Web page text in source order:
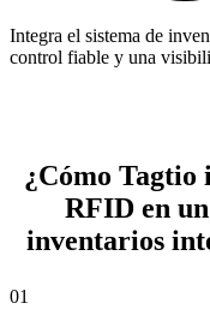
Integra el sistema de
control fiable y una
¿Cómo Tagtio
RFID en
inventarios
01